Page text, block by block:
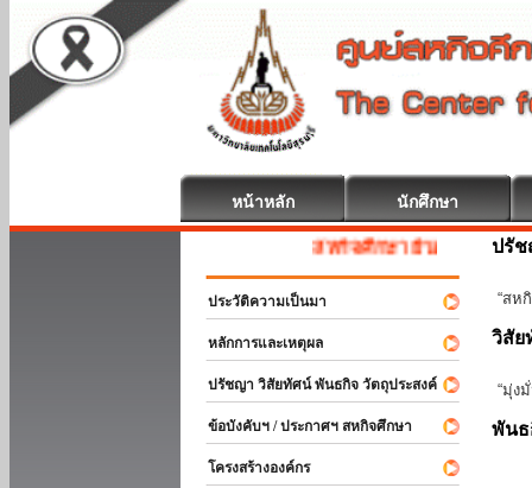
หน้าหลัก นักศึกษา
สหกิจศึกษา ยินดีต้อนรับ
ประวัติความเป็นมา
หลักการและเหตุผล
ปรัชญา วิสัยทัศน์ พันธกิจ วัตถุประสงค์
ข้อบังคับฯ / ประกาศฯ สหกิจศึกษา
โครงสร้างองค์กร
ปรั
“สห
วิสัย
“มุ่ง
พัน